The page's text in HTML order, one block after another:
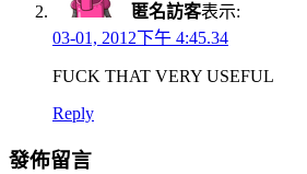
匿名訪客表示:
03-01, 2012下午 4:45.34
FUCK THAT VERY USEFUL
Reply
發佈留言